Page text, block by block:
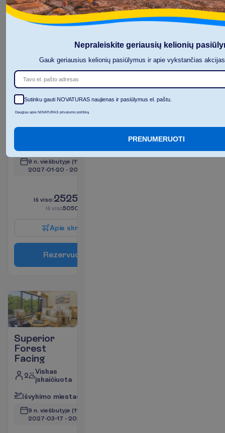
Rezervuoti
Superior
Forest
Facing
2
9 n. viešbutyje (11 n. iš viso)
2027-01-20 - 2027-01-30
Iš viso:2525.00
Iš viso5050.00
Apie skr
Rezervuo
Superior
Forest
Facing
2
Viskas
įskaičiuota
Išvykimo miestas
9 n. viešbutyje (11 n. iš viso)
2027-03-17 - 2027-03-27
Nepraleiskite geriausių kelionių
Gauk geriausius kelionių pasiūlymus ir apie vykstančias
Sutinku gauti NOVATURAS naujienas ir pasiūlymus el. paštu.
Daugiau apie NOVATURAS privalumo politiką
PRENUMERUOTI